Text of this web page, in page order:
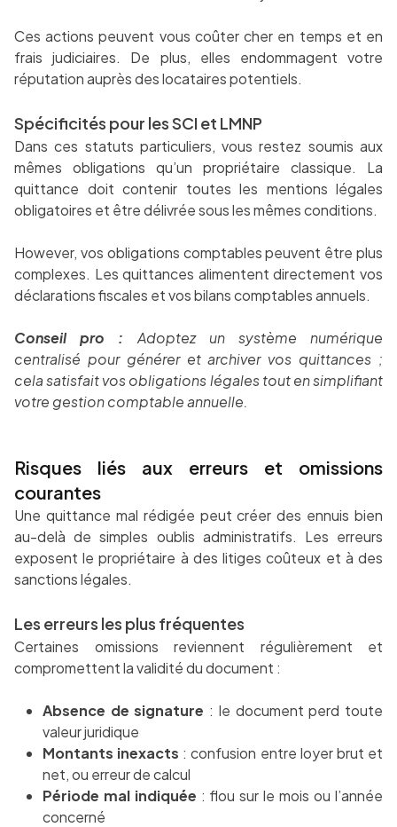
Ces actions peuvent vous coûter cher en temps et en
frais judiciaires. De plus, elles endommagent votre
réputation auprès des locataires potentiels.
Spécificités pour les SCI et LMNP
Dans ces statuts particuliers, vous restez soumis aux
mêmes obligations qu’un propriétaire classique. La
quittance doit contenir toutes les mentions légales
obligatoires et être délivrée sous les mêmes conditions.
However, vos obligations comptables peuvent être plus
complexes. Les quittances alimentent directement vos
déclarations fiscales et vos bilans comptables annuels.
Conseil pro :
Adoptez un système numérique
centralisé pour générer et archiver vos quittances ;
cela satisfait vos obligations légales tout en simplifiant
votre gestion comptable annuelle.
Risques liés aux erreurs et omissions
courantes
Une quittance mal rédigée peut créer des ennuis bien
au-delà de simples oublis administratifs. Les erreurs
exposent le propriétaire à des litiges coûteux et à des
sanctions légales.
Les erreurs les plus fréquentes
Certaines omissions reviennent régulièrement et
compromettent la validité du document :
Absence de signature : le document perd toute
valeur juridique
Montants inexacts : confusion entre loyer brut et
net, ou erreur de calcul
Période mal indiquée : flou sur le mois ou l’année
concerné